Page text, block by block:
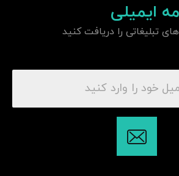
ایمیلی
تبلیغاتی را دریافت کنید